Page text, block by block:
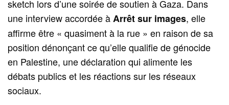
sketch lors d’une soirée de soutien à Gaza. Dans
une interview accordée àArrêt sur images, elle
affirme être « quasiment à la rue » en raison de sa
position dénonçant ce qu’elle qualifie de génocide
en Palestine, une déclaration qui alimente les
débats publics et les réactions sur les réseaux
sociaux.